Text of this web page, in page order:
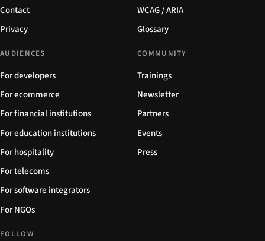
Contact
Privacy
WCAG / ARIA
Glossary
AUDIENCES
For developers
For ecommerce
For financial institutions
For education institutions
For hospitality
For telecoms
For software integrators
For NGOs
COMMUNITY
Trainings
Newsletter
Partners
Events
Press
FOLLOW